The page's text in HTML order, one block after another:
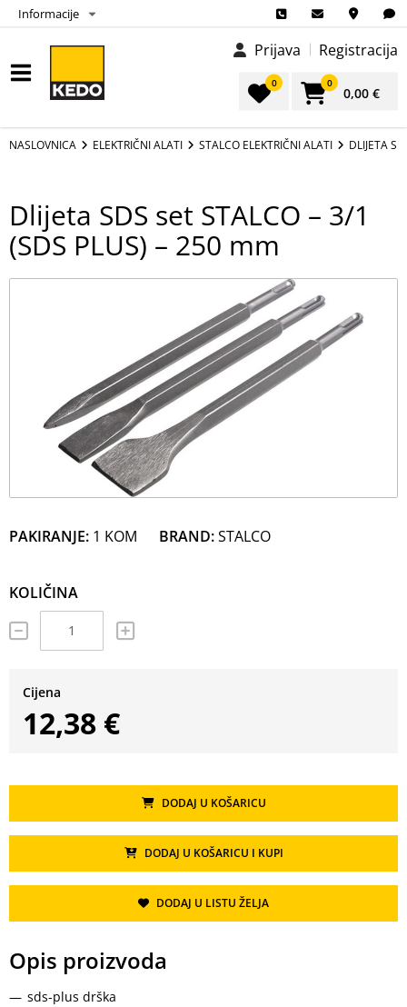
Informacije
Prijava Registracija
0 0
0,00 €
NASLOVNICA ELEKTRIČNI ALATI STALCO ELEKTRIČNI ALATI DLIJETA
Dlijeta SDS set STALCO – 3/1
(SDS PLUS) – 250 mm
PAKIRANJE: 1 KOM BRAND:STALCO
KOLIČINA
Cijena
12,38 €
DODAJ U KOŠARICU
DODAJ U KOŠARICU I KUPI
DODAJ U LISTU ŽELJA
Opis proizvoda
sds-plus drška